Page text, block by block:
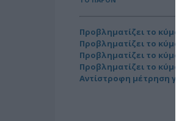
Προβληματίζει το
Προβληματίζει το
Προβληματίζει το
Προβληματίζει το
Αντίστροφη μέτρηση